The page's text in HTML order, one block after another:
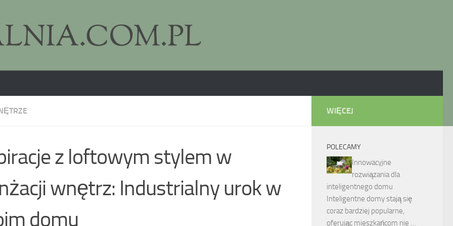
z loftowym stylem w
wnętrz: Industrialny urok w
domu
WIĘCEJ
POLECAMY
Innowacyjne
rozwiązania dla
inteligentnego domu
Inteligentne domy stają się
coraz bardziej popularne,
oferując mieszkańcom nie …